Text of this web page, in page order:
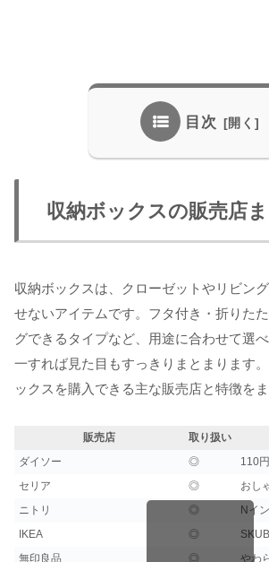
目次
収納ボックスの販売店
収納ボックスは、クローゼットやリビン
せないアイテムです。フタ付き・折りた
グできるタイプなど、用途に合わせて選
一すれば見た目もすっきりまとまります
ックスを購入できる主な販売店と特徴をま
販売店
取り扱い
ダイソー
◎
110
セリア
◎
おし
ニトリ
◎
Nイ
IKEA
◎
無印良品
◎
やわ